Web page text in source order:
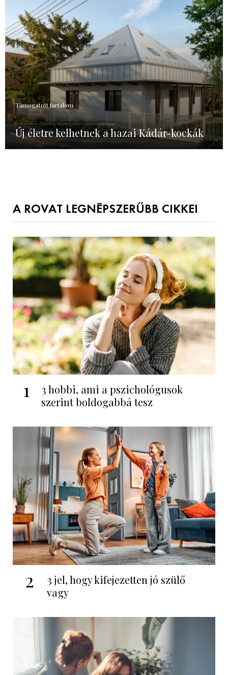
Támogatott tartalom
Új életre kelhetnek a hazai Kádár-kockák
A ROVAT LEGNÉPSZERŰBB CIKKEI
1
3 hobbi, ami a pszichológusok
szerint boldogabbá tesz
2
3 jel, hogy kifejezetten jó szülő
vagy